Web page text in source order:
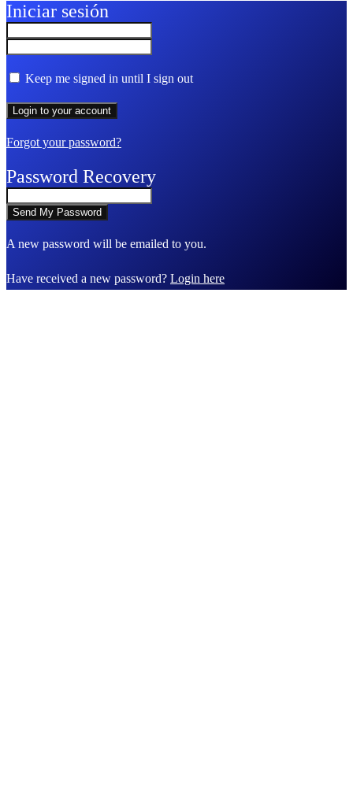
Iniciar sesión
Keep me signed in until I sign out
Forgot your password?
Password Recovery
A new password will be emailed to you.
Have received a new password? Login here